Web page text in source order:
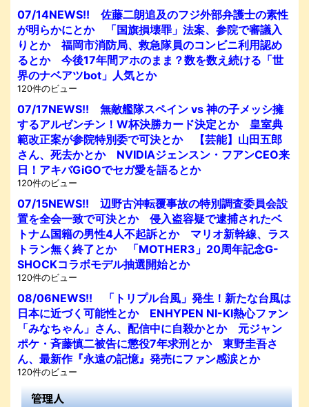
07/14NEWS!! 佐藤二朗追及のフジ外部弁護士の素性
が明らかにとか 「国旗損壊罪」法案、参院で審議入
りとか 福岡市消防局、救急隊員のコンビニ利用認め
るとか 今後17年間アホのまま？数を数え続ける「世
界のナベアツbot」人気とか
120件のビュー
07/17NEWS!! 無敵艦隊スペイン vs 神の子メッシ擁
するアルゼンチン！W杯決勝カード決定とか 皇室典
範改正案が参院特別委で可決とか 【芸能】山田五郎
さん、死去かとか NVIDIAジェンスン・フアンCEO来
日！アキバGiGOでセガ愛を語るとか
120件のビュー
07/15NEWS!! 辺野古沖転覆事故の特別調査委員会設
置を全会一致で可決とか 侵入盗容疑で逮捕されたベ
トナム国籍の男性4人不起訴とか マリオ新幹線、ラス
トラン無く終了とか 「MOTHER3」20周年記念G-
SHOCKコラボモデル抽選開始とか
120件のビュー
08/06NEWS!! 「トリプル台風」発生！新たな台風は
日本に近づく可能性とか ENHYPEN NI-KI熱心ファン
「みなちゃん」さん、配信中に自殺かとか 元ジャン
ポケ・斉藤慎二被告に懲役7年求刑とか 東野圭吾さ
ん、最新作『永遠の記憶』発売にファン感涙とか
120件のビュー
管理人